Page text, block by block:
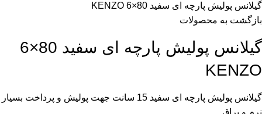
گیلانس پولیش پارچه ای سفید 80×6 KENZO
بازگشت به محصولات
گیلانس پولیش پارچه ای سفید 80×6
KENZO
گیلانس پولیش پارچه ای سفید 15 سانت جهت پولیش و پرداخت بسیار